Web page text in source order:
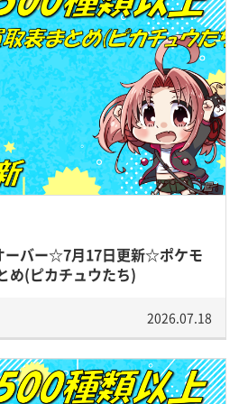
バー☆7月17日更新☆ポケモ
め(ピカチュウたち)
2026.07.18